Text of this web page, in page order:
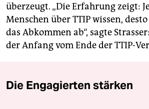
überzeugt. „Die Erfahrung zeigt:
Menschen über TTIP wissen,
das Abkommen ab“, sagte
der Anfang vom Ende der TTIP-
Die Engagierten stärken